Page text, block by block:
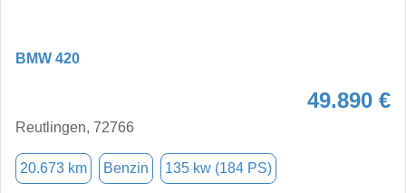
BMW 420
49.890 €
Reutlingen, 72766
20.673 km Benzin 135 kw (184 PS)